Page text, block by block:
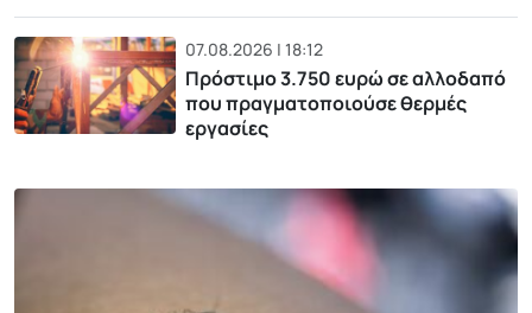
07.08.2026 | 18:12
Πρόστιμο 3.750 ευρώ σε αλλοδαπό
που πραγματοποιούσε θερμές
εργασίες